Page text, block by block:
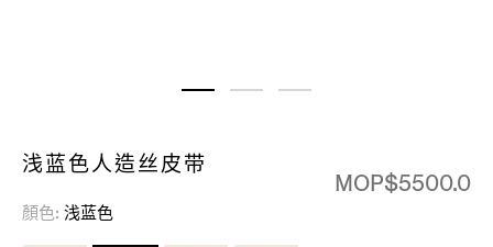
浅蓝色人造丝皮带
MOP$5500.0
顏色 浅蓝色